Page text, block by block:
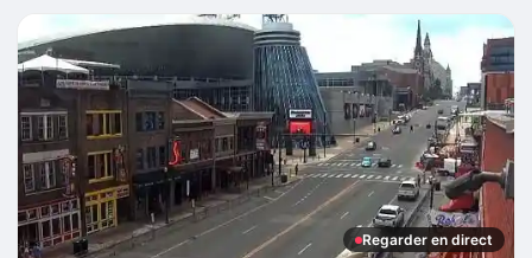
Regarder en direct